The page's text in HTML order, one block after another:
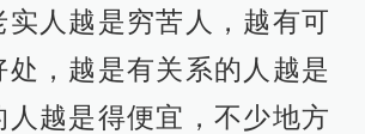
实人越是穷苦人，越有可
处，越是有关系的人越是
人越是得便宜，不少地方